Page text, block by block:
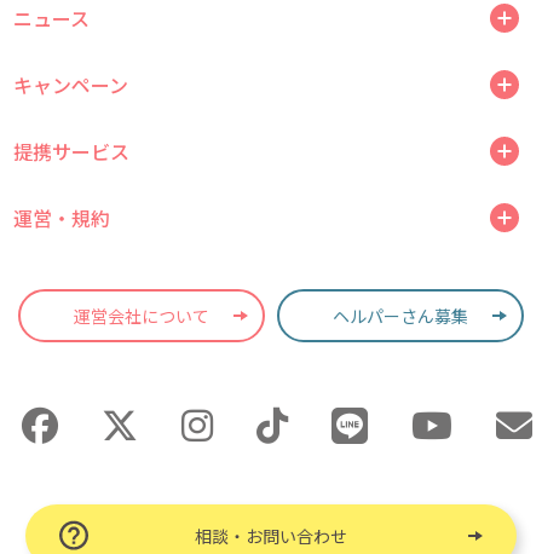
ニュース
キャンペーン
提携サービス
運営・規約
運営会社について ヘルパーさん募集
相談・お問い合わせ